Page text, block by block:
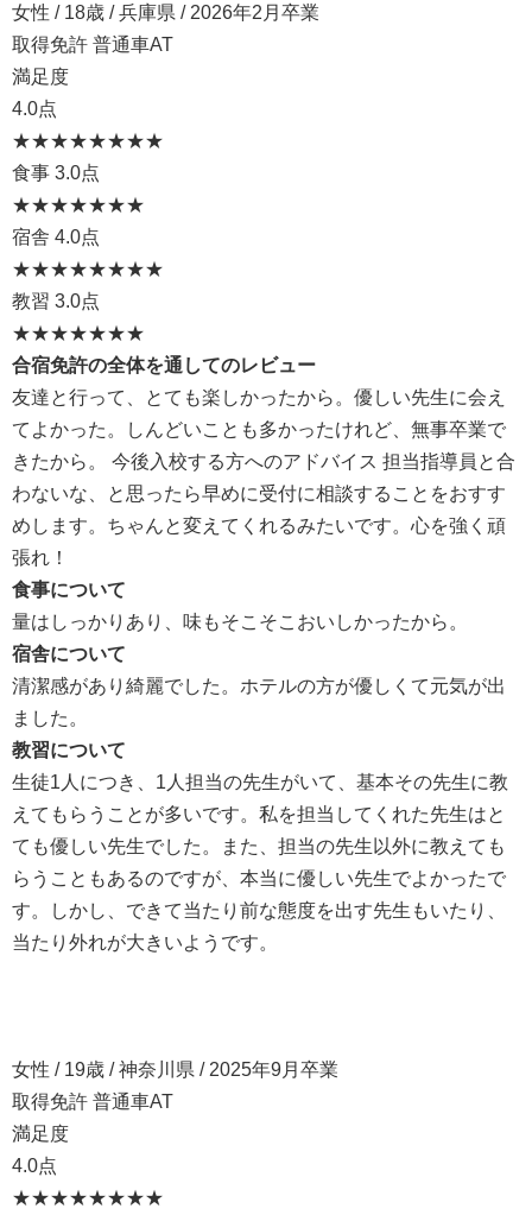
女性 / 18歳 / 兵庫県 / 2026年2月卒業
取得免許 普通車AT
満足度
4.0点
★★★★★★★★
食事 3.0点
★★★★★★★
宿舎 4.0点
★★★★★★★★
教習 3.0点
★★★★★★★
合宿免許の全体を通してのレビュー
友達と行って、とても楽しかったから。優しい先生に会え
てよかった。しんどいことも多かったけれど、無事卒業で
きたから。 今後入校する方へのアドバイス 担当指導員と合
わないな、と思ったら早めに受付に相談することをおすす
めします。ちゃんと変えてくれるみたいです。心を強く頑
張れ！
食事について
量はしっかりあり、味もそこそこおいしかったから。
宿舎について
清潔感があり綺麗でした。ホテルの方が優しくて元気が出
ました。
教習について
生徒1人につき、1人担当の先生がいて、基本その先生に教
えてもらうことが多いです。私を担当してくれた先生はと
ても優しい先生でした。また、担当の先生以外に教えても
らうこともあるのですが、本当に優しい先生でよかったで
す。しかし、できて当たり前な態度を出す先生もいたり、
当たり外れが大きいようです。
女性 / 19歳 / 神奈川県 / 2025年9月卒業
取得免許 普通車AT
満足度
4.0点
★★★★★★★★